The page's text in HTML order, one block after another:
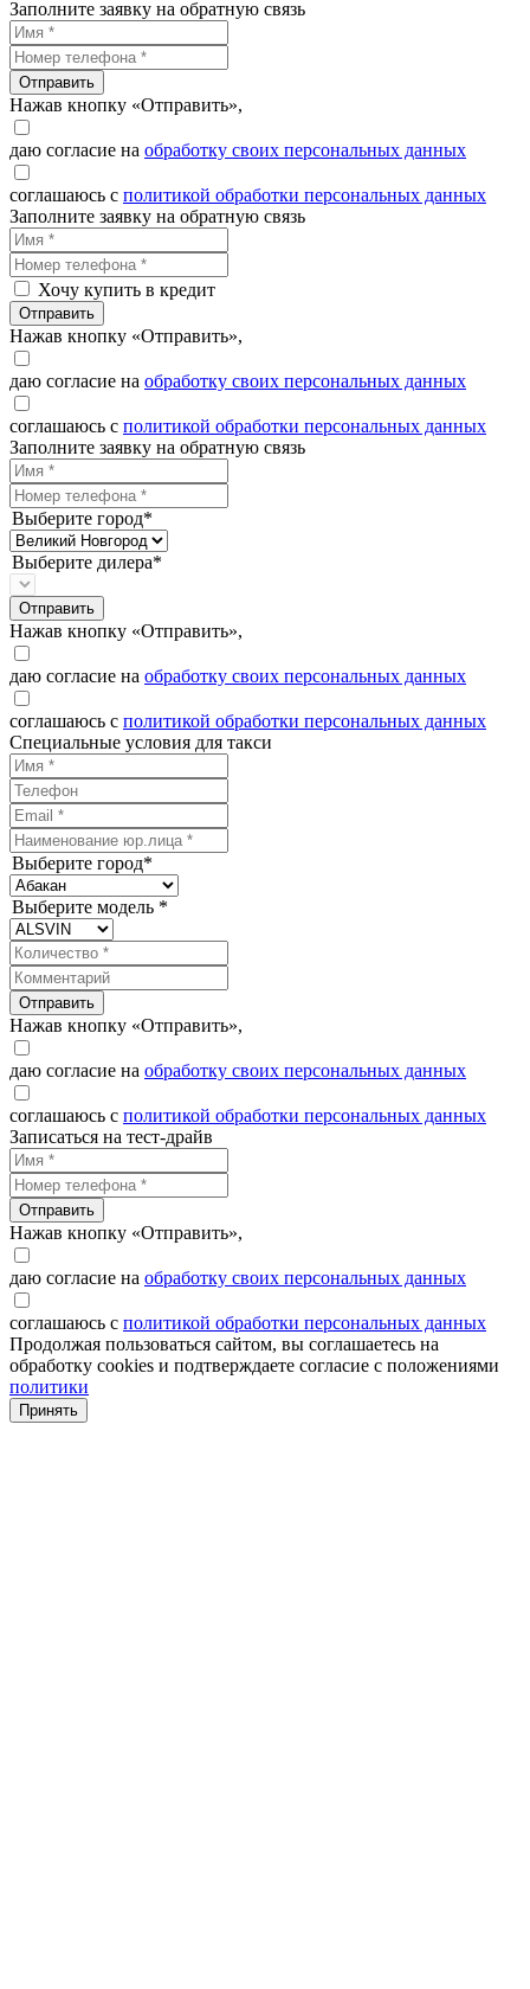
Заполните заявку на обратную связь
Отправить
Нажав кнопку «Отправить»,
даю согласие на обработку своих персональных данных
соглашаюсь с политикой обработки персональных данных
Заполните заявку на обратную связь
Хочу купить в кредит
Отправить
Нажав кнопку «Отправить»,
даю согласие на обработку своих персональных данных
соглашаюсь с политикой обработки персональных данных
Заполните заявку на обратную связь
Выберите город*
Выберите дилера*
Отправить
Нажав кнопку «Отправить»,
даю согласие на обработку своих персональных данных
соглашаюсь с политикой обработки персональных данных
Специальные условия для такси
Выберите город*
Выберите модель *
Отправить
Нажав кнопку «Отправить»,
даю согласие на обработку своих персональных данных
соглашаюсь с политикой обработки персональных данных
Записаться на тест-драйв
Отправить
Нажав кнопку «Отправить»,
даю согласие на обработку своих персональных данных
соглашаюсь с политикой обработки персональных данных
Продолжая пользоваться сайтом, вы соглашаетесь на
обработку cookies и подтверждаете согласие с положениями
политики
Принять